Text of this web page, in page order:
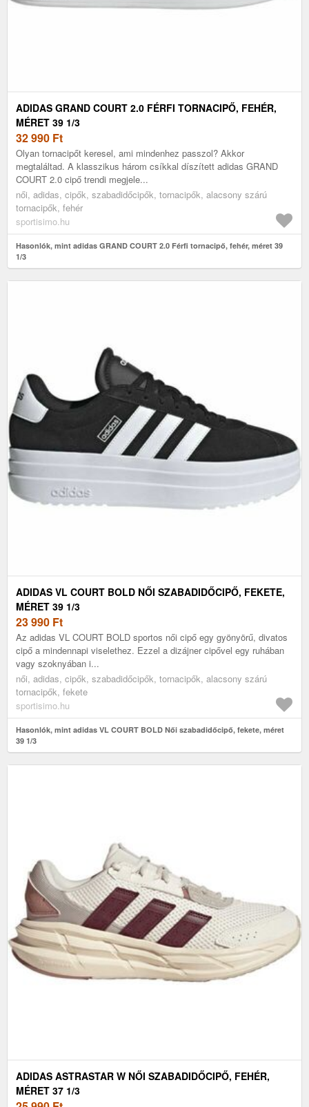
ADIDAS GRAND COURT 2.0 FÉRFI TORNACIPŐ, FEHÉR,
MÉRET 39 1/3
32 990 Ft
Olyan tornacipőt keresel, ami mindenhez passzol? Akkor
megtaláltad. A klasszikus három csíkkal díszített adidas GRAND
COURT 2.0 cipő trendi megjele...
női, adidas, cipők, szabadidőcipők, tornacipők, alacsony szárú
tornacipők, fehér
sportisimo.hu
Hasonlók, mint adidas GRAND COURT 2.0 Férfi tornacipő, fehér, méret 39
1/3
ADIDAS VL COURT BOLD NŐI SZABADIDŐCIPŐ, FEKETE,
MÉRET 39 1/3
23 990 Ft
Az adidas VL COURT BOLD sportos női cipő egy gyönyörű, divatos
cipő a mindennapi viselethez. Ezzel a dizájner cipővel egy ruhában
vagy szoknyában i...
női, adidas, cipők, szabadidőcipők, tornacipők, alacsony szárú
tornacipők, fekete
sportisimo.hu
Hasonlók, mint adidas VL COURT BOLD Női szabadidőcipő, fekete, méret
39 1/3
ADIDAS ASTRASTAR W NŐI SZABADIDŐCIPŐ, FEHÉR,
MÉRET 37 1/3